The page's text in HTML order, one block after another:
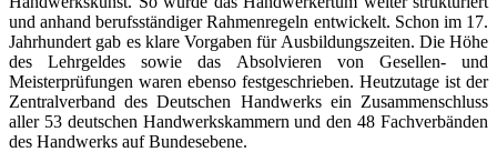
und anhand berufsständiger Rahmenregeln entwickelt. Schon im 17.
Jahrhundert gab es klare Vorgaben für Ausbildungszeiten. Die Höhe
des Lehrgeldes sowie das Absolvieren von Gesellen- und
Meisterprüfungen waren ebenso festgeschrieben. Heutzutage ist der
Zentralverband des Deutschen Handwerks ein Zusammenschluss
aller 53 deutschen Handwerkskammern und den 48 Fachverbänden
des Handwerks auf Bundesebene.